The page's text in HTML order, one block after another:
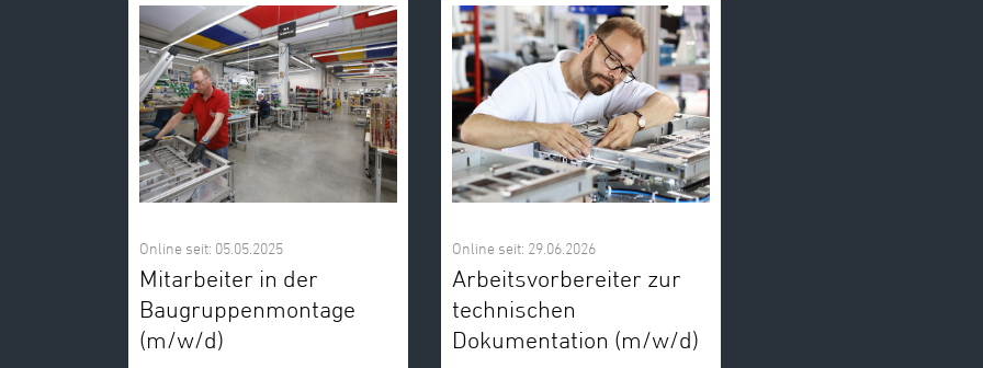
Online seit: 05.05.2025
Mitarbeiter in der
Baugruppenmontage
(m/w/d)
Online seit: 29.06.2026
Arbeitsvorbereiter zur
technischen
Dokumentation (m/w/d)